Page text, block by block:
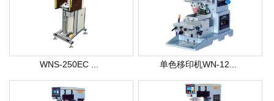
WNS-250EC ... 单色移印机WN-12...